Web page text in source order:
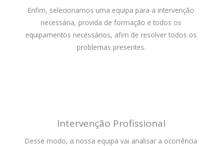
Enfim, selecionamos uma equipa para a intervenção
necessária, provida de formação e todos os
equipamentos necessários, afim de resolver todos os
problemas presentes.
Intervenção Profissional
Desse modo, a nossa equipa vai analisar a ocorrência